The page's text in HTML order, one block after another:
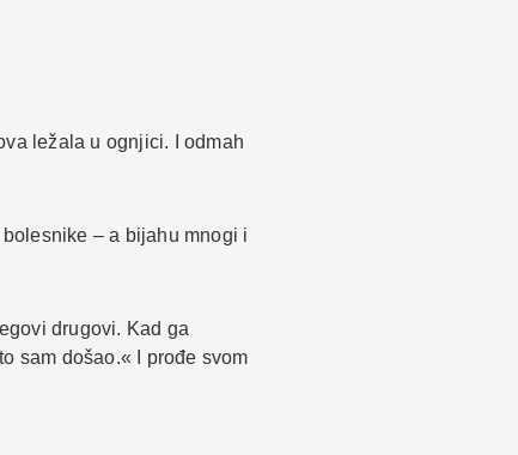
ležala u ognjici. I odmah
– a bijahu mnogi i
drugovi. Kad ga
sam došao.« I prođe svom